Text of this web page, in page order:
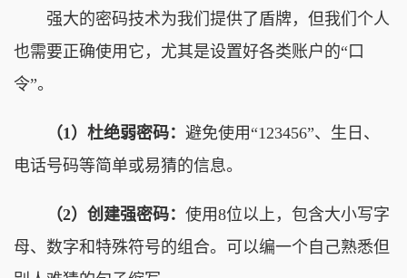
强大的密码技术为我们提供了盾牌，但我们个人
也需要正确使用它，尤其是设置好各类账户的“口
令”。
（1）杜绝弱密码： 避免使用“123456”、生日、
电话号码等简单或易猜的信息。
（2）创建强密码： 使用8位以上，包含大小写字
母、数字和特殊符号的组合。可以编一个自己熟悉但